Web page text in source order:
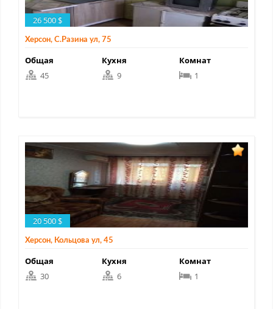
26 500 $
Херсон, С.Разина ул, 75
Общая
45
Кухня
9
Комнат
1
20 500 $
Херсон, Кольцова ул, 45
Общая
30
Кухня
6
Комнат
1